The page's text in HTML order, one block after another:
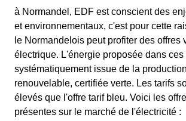
à Normandel, EDF est conscient des
et environnementaux, c'est pour cette
le Normandelois peut profiter des offres
électrique. L'énergie proposée dans ces
systématiquement issue de la
renouvelable, certifiée verte. Les tarifs
élevés que l'offre tarif bleu. Voici les
présentes sur le marché de l'électricité :